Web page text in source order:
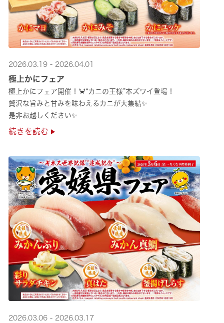
2026.03.19 - 2026.04.01
極上かにフェア
極上かにフェア開催！🦀“カニの王様”本ズワイ登場！
贅沢な旨みと甘みを味わえるカニが大集結✨
是非お越しください✨
続きを読む
2026.03.06 - 2026.03.17